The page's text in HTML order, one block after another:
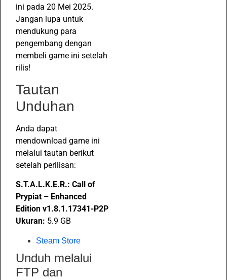
ini pada 20 Mei 2025.
Jangan lupa untuk
mendukung para
pengembang dengan
membeli game ini setelah
rilis!
Tautan
Unduhan
Anda dapat
mendownload game ini
melalui tautan berikut
setelah perilisan:
S.T.A.L.K.E.R.: Call of
Prypiat – Enhanced
Edition v1.8.1.17341-P2P
Ukuran: 5.9 GB
Steam Store
Unduh melalui
FTP dan